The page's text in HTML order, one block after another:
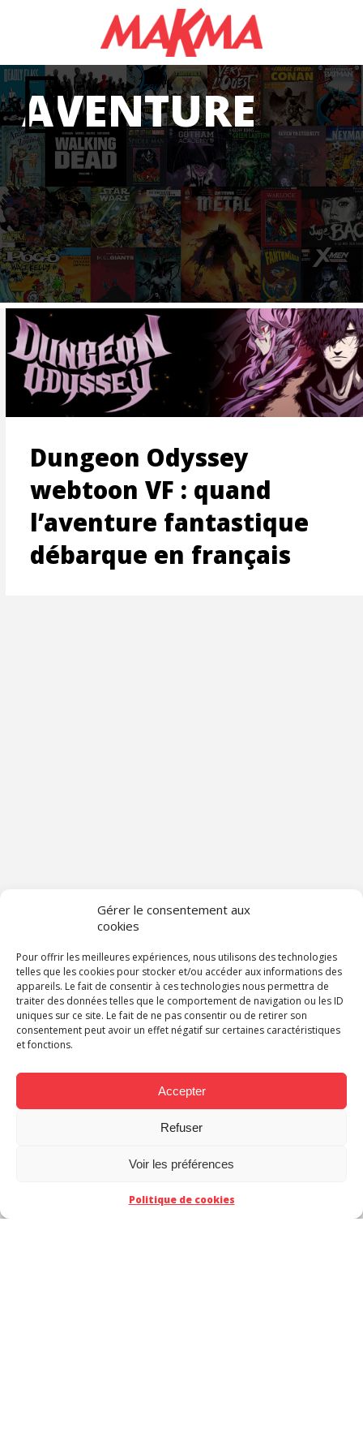
Gérer le consentement aux
cookies
Pour offrir les meilleures expériences, nous utilisons des technologies
telles que les cookies pour stocker et/ou accéder aux informations des
appareils. Le fait de consentir à ces technologies nous permettra de
traiter des données telles que le comportement de navigation ou les ID
uniques sur ce site. Le fait de ne pas consentir ou de retirer son
consentement peut avoir un effet négatif sur certaines caractéristiques
et fonctions.
Accepter
Refuser
Voir les préférences
Politique de cookies
AVENTURE
Dungeon Odyssey
webtoon VF : quand
l’aventure fantastique
débarque en français